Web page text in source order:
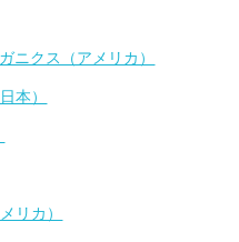
ニクス（アメリカ）
本）
リカ）